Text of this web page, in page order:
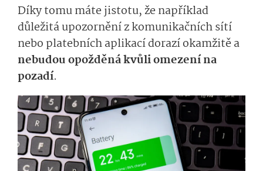
Díky tomu máte jistotu, že například
důležitá upozornění z komunikačních sítí
nebo platebních aplikací dorazí okamžitě a
nebudou opožděná kvůli omezení na
pozadí.